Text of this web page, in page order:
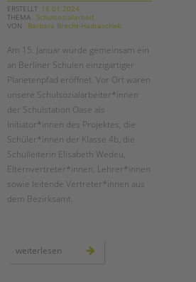
Tagesgruppen
EINGLIEDERUNGSHILFE
BETREUTES WOHNEN
TANDEM BTL AKADEMIE
Zertfikatskurse
Seminarkalender
Seminarräume
PROFIL | LEITBILD
ERSTELLT 18.01.2024
THEMA Schulsozialarbeit
VON
Barbara Brecht-Hadraschek
Am 15. Januar wurde gemeinsam ein
an Berliner Schulen einzigartiger
Planetenpfad eröffnet. ­Vor Ort waren
unsere Schulsozialarbeiter*innen
der Schulstation Oase als
Initiator*innen des Projektes, die
Schüler*innen der Klasse 4b, die
Schulleiterin Elisabeth Wedeu,
Elternvertreter*innen, Lehrer*innen
sowie leitende Vertreter*innen aus
dem Bezirksamt.
weiterlesen einweihung